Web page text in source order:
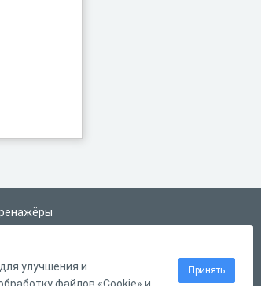
Обучения
улучшения и
Принять